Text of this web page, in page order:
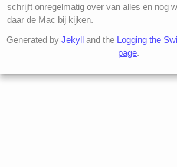
schrijft onregelmatig over van alles en nog
daar de Mac bij kijken.
Generated by Jekylland the Logging the
page.